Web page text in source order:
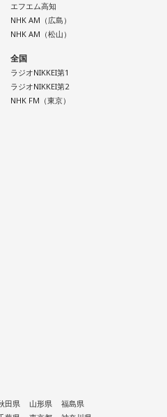
エフエム高知
NHK AM（広島）
NHK AM（松山）
全国
ラジオNIKKEI第1
ラジオNIKKEI第2
NHK FM（東京）
田県 山形県
福島県